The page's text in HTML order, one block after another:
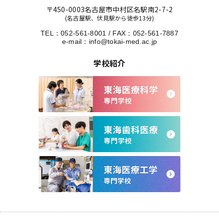
〒450-0003名古屋市中村区名駅南2-7-2
(名古屋駅、伏見駅から徒歩13分)
TEL：052-561-8001 / FAX：052-561-7887
e-mail： info@tokai-med.ac.jp
学校紹介